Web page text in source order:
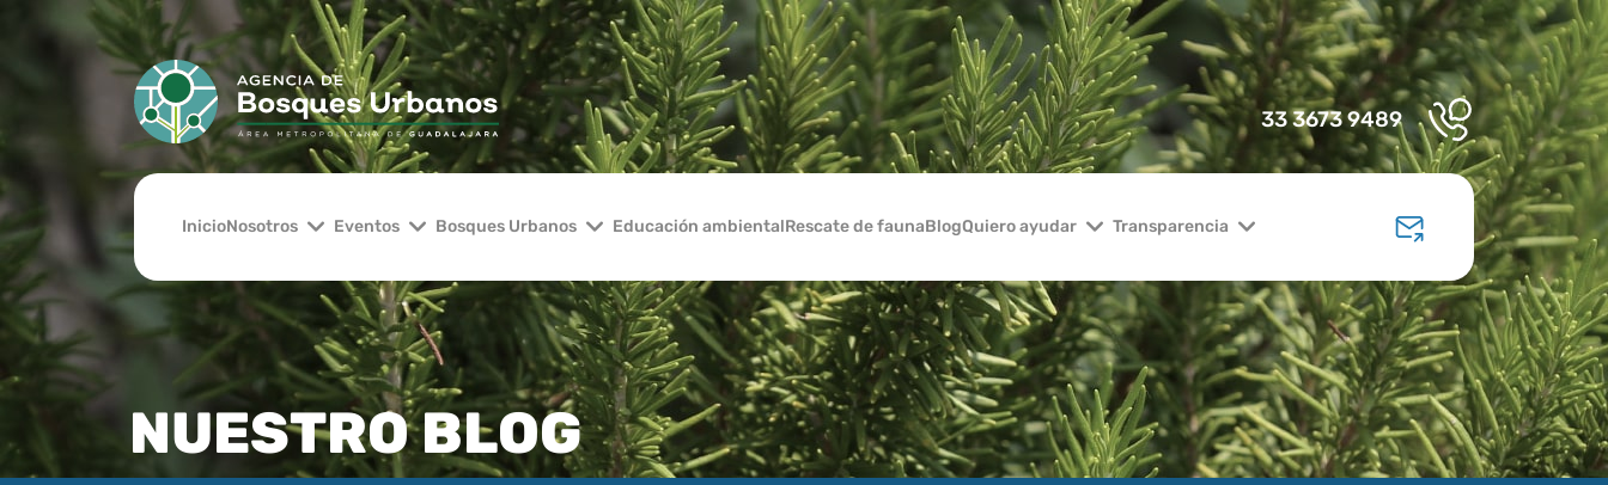
33 3673 9489
InicioNosotros Eventos Bosques Urbanos Educación ambientalRescate de faunaBlogQuiero ayudar Transparencia
NUESTRO BLOG